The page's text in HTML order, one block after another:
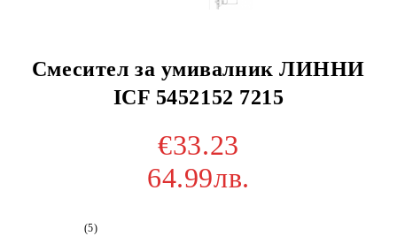
Смесител за умивалник ЛИННИ
ICF 5452152 7215
€33.23
64.99лв.
(5)